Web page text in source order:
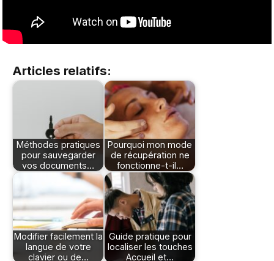
Articles relatifs:
Méthodes pratiques
pour sauvegarder
vos documents…
Pourquoi mon mode
de récupération ne
fonctionne-t-il…
Modifier facilement la
langue de votre
clavier ou de…
Guide pratique pour
localiser les touches
Accueil et…